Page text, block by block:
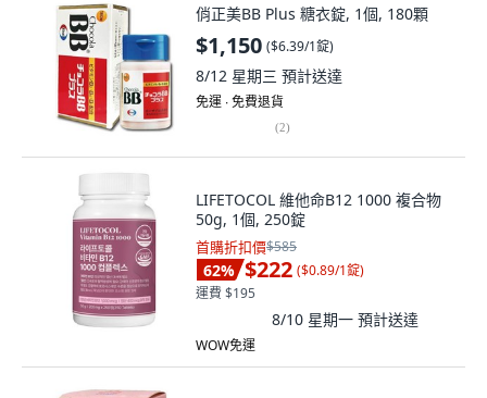
俏正美BB Plus 糖衣錠, 1個, 180顆
$1,150 ($6.39/1錠)
8/12 星期三 預計送達
免運 ∙ 免費退貨
(2)
LIFETOCOL 維他命B12 1000 複合物
50g, 1個, 250錠
首購折扣價$585
62% $222 ($0.89/1錠)
運費 $195
8/10 星期一 預計送達
WOW免運